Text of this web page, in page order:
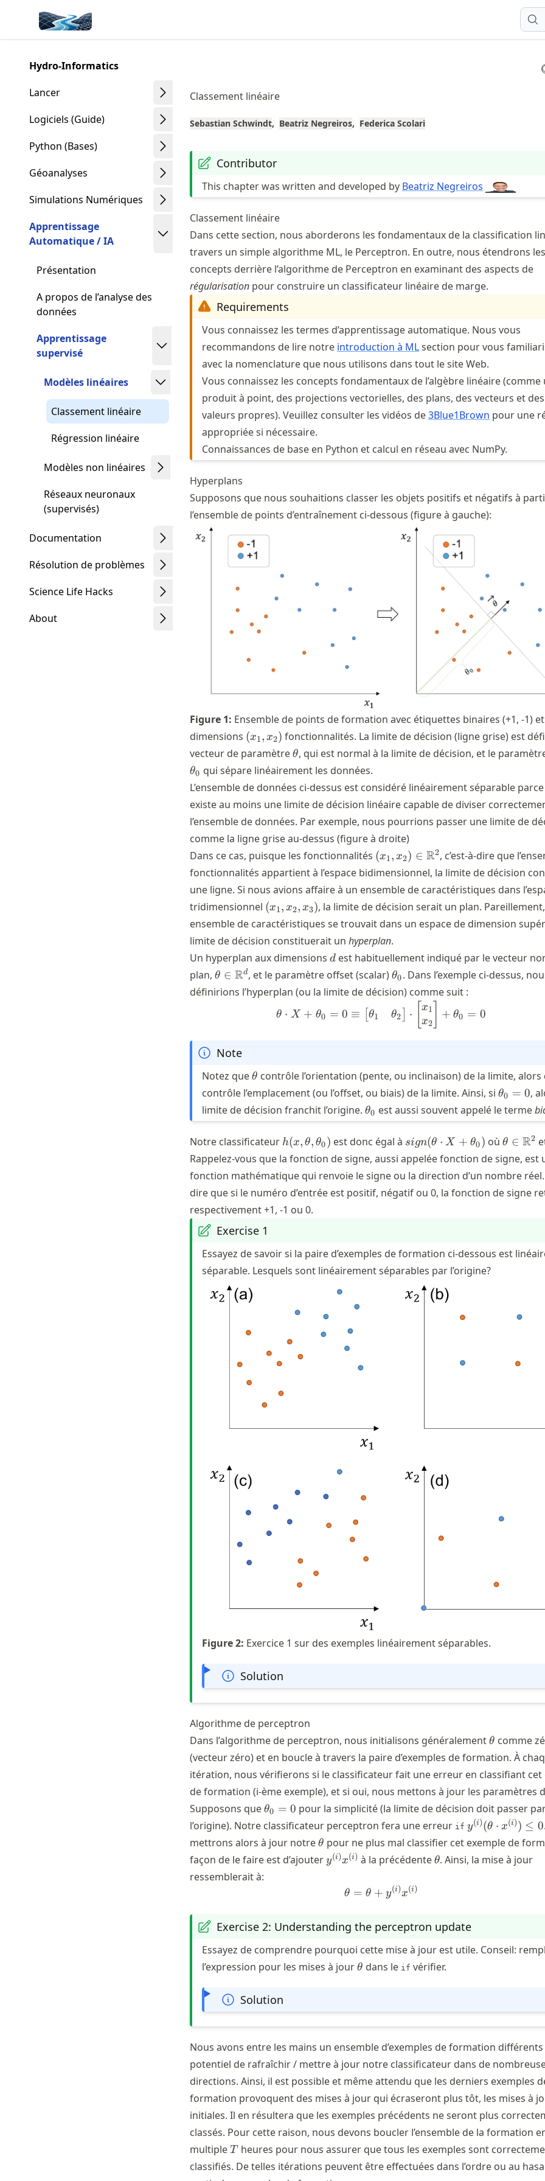
article
content
Made with MyST
Hydro-Informatics
Lancer
Logiciels (Guide)
Python (Bases)
Géoanalyses
Simulations Numériques
Apprentissage
Automatique / IA
Présentation
A propos de l’analyse des
données
Apprentissage
supervisé
Modèles linéaires
Classement linéaire
Régression linéaire
Modèles non linéaires
Réseaux neuronaux
(supervisés)
Documentation
Résolution de problèmes
Science Life Hacks
About
Classement linéaire
Sebastian Schwindt Beatriz Negreiros Federica Scolari
Contributor
This chapter was written and developed by Beatriz Negreiros
Classement linéaire
Dans cette section, nous aborderons les fondamentaux de la classification
travers un simple algorithme ML, le Perceptron. En outre, nous étendrons les
concepts derrière l’algorithme de Perceptron en examinant des aspects de
régularisation pour construire un classificateur linéaire de marge.
Requirements
Vous connaissez les termes d’apprentissage automatique. Nous vous
recommandons de lire notre introduction à MLsection pour vous
avec la nomenclature que nous utilisons dans tout le site Web.
Vous connaissez les concepts fondamentaux de l’algèbre linéaire (comme
produit à point, des projections vectorielles, des plans, des vecteurs et des
valeurs propres). Veuillez consulter les vidéos de3Blue1Brown pour une
appropriée si nécessaire.
Connaissances de base en Python et calcul en réseau avec NumPy.
Hyperplans
Supposons que nous souhaitions classer les objets positifs et négatifs à
l’ensemble de points d’entraînement ci-dessous (figure à gauche):
Figure 1: Ensemble de points de formation avec étiquettes binaires (+1, -1)
dimensions (x_1,
x_2)
(x1, x2) fonctionnalités. La limite de décision (ligne grise) est
vecteur de paramètre\theta
θ, qui est normal à la limite de décision, et le
θ0 qui sépare linéairement les données.
L’ensemble de données ci-dessus est considéré linéairement séparable parce
existe au moins une limite de décision linéaire capable de diviser
l’ensemble de données. Par exemple, nous pourrions passer une limite de
comme la ligne grise au-dessus (figure à droite)
Dans ce cas, puisque les fonctionnalités (x_1, x_2) \in
\mathbb{R}^2
(x1, x2) ∈ R2, c’est-à-dire que
fonctionnalités appartient à l’espace bidimensionnel, la limite de décision
une ligne. Si nous avions affaire à un ensemble de caractéristiques dans
tridimensionnel (x_1,
x_2,
(x1, x2, x3), la limite de décision serait un plan.
ensemble de caractéristiques se trouvait dans un espace de dimension
limite de décision constituerait un hyperplan.
Un hyperplan aux dimensions d
d est habituellement indiqué par le vecteur
plan, \theta \in
\mathbb{R}^d
θ ∈ Rd, et le paramètre offset (scalar)\theta_0
θ0. Dans l’exemple ci-dessus,
définirions l’hyperplan (ou la limite de décision) comme suit :
\theta \cdot X + \theta_0 =0
θ ⋅ X + θ0 = 0 ≡ θ1 θ2 ⋅ x1
x2
+ θ0 = 0
Note
Notez que\theta
θ contrôle l’orientation (pente, ou inclinaison) de la limite, alors
contrôle l’emplacement (ou l’offset, ou biais) de la limite. Ainsi, si \theta_0
= 0
θ0 = 0,
limite de décision franchit l’origine. \theta_0
θ0 est aussi souvent appelé le terme
Notre classificateur h(x,
\theta,
h(x, θ, θ0) est donc égal à sign(\theta
\cdot X +
\theta_0)
sign(θ ⋅ X + θ0) où \theta
θ ∈ R2
Rappelez-vous que la fonction de signe, aussi appelée fonction de signe, est
fonction mathématique qui renvoie le signe ou la direction d’un nombre réel.
dire que si le numéro d’entrée est positif, négatif ou 0, la fonction de signe
respectivement +1, -1 ou 0.
Exercise 1
Essayez de savoir si la paire d’exemples de formation ci-dessous est
séparable. Lesquels sont linéairement séparables par l’origine?
Figure2: Exercice 1 sur des exemples linéairement séparables.
Solution
Algorithme de perceptron
Dans l’algorithme de perceptron, nous initialisons généralement\theta
θ comme
(vecteur zéro) et en boucle à travers la paire d’exemples de formation. À
itération, nous vérifierons si le classificateur fait une erreur en classifiant cet
de formation (i-ème exemple), et si oui, nous mettons à jour les paramètres
Supposons que\theta_0
=0
θ0 = 0 pour la simplicité (la limite de décision doit passer
l’origine). Notre classificateur perceptron fera une erreur if y^{(i)}
(\theta
\cdot
x^{(i)})
y(i)(θ ⋅ x(i)) ≤ 0
mettrons alors à jour notre\theta
θ pour ne plus mal classifier cet exemple de
façon de le faire est d’ajoutery^{(i)}x^{(i)}
y(i)x(i) à la précédente\theta
θ. Ainsi, la mise à jour
ressemblerait à:
\theta = \theta + y^{(i)}x^{(i)}
θ = θ + y(i)x(i)
Exercise 2: Understanding the perceptron update
Essayez de comprendre pourquoi cette mise à jour est utile. Conseil:
l’expression pour les mises à jour\theta
θ dans le if vérifier.
Solution
Nous avons entre les mains un ensemble d’exemples de formation
potentiel de rafraîchir / mettre à jour notre classificateur dans de
directions. Ainsi, il est possible et même attendu que les derniers exemples
formation provoquent des mises à jour qui écraseront plus tôt, les mises à
initiales. Il en résultera que les exemples précédents ne seront plus
classés. Pour cette raison, nous devons boucler l’ensemble de la formation
multipleT
T heures pour nous assurer que tous les exemples sont
classifiés. De telles itérations peuvent être effectuées dans l’ordre ou au